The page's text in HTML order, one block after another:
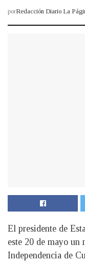
porRedacción Diario La
El presidente de
este 20 de mayo
Independencia de